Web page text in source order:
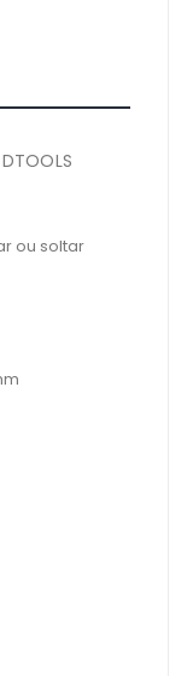
DTOOLS
ou soltar